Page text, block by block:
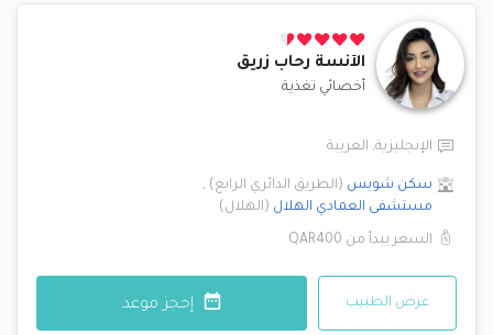
الآنسة رحاب زريق
أخصائي تغذية
الإنجليزية, العربية
سكن شويس (الطريق الدائري الرابع)
,
مستشفى العمادي الهلال (الهلال)
السعر يبدأ من QAR400
عرض الطبيب إحجز موعد